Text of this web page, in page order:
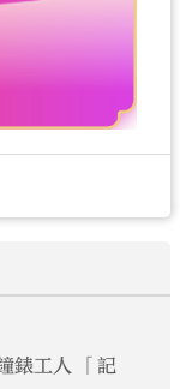
錶工人 「記